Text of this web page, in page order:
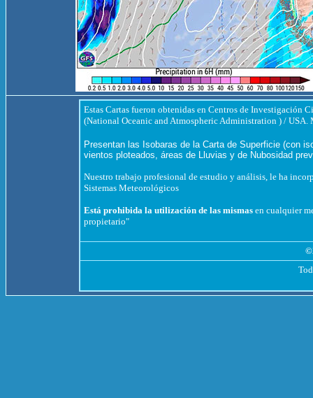
Estas Cartas fueron obtenidas en Centros de Investigación
(National Oceanic and Atmospheric Administration ) / USA.
Presentan las Isobaras de la Carta de Superficie (con
vientos ploteados, áreas de Lluvias y de Nubosidad
Nuestro trabajo profesional de estudio y análisis, le ha
Sistemas Meteorológicos
Está prohibida la utilización de las mismas en cualquier
propietario"